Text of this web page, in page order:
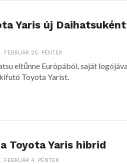
Yaris új Daihatsuként
FEBRUÁR 25. PÉNTEK
eltűnne Európából, saját
Toyota Yarist.
Toyota Yaris hibrid
FEBRUÁR 4. PÉNTEK